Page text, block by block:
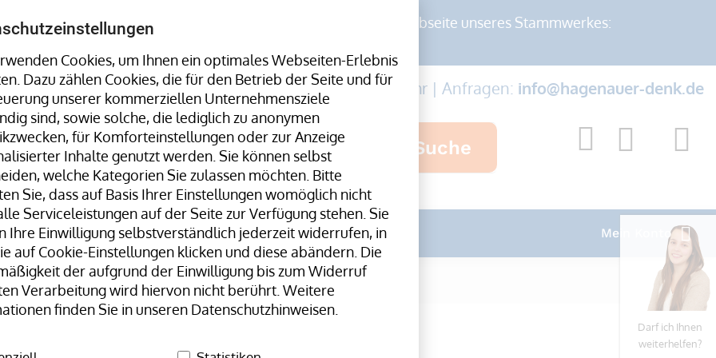
Cookies, um Ihnen ein optimales Webseiten-Erlebnis
Dazu zählen Cookies, die für den Betrieb der Seite und für
unserer kommerziellen Unternehmensziele
sind, sowie solche, die lediglich zu anonymen
für Komforteinstellungen oder zur Anzeige
Inhalte genutzt werden. Sie können selbst
welche Kategorien Sie zulassen möchten. Bitte
Sie, dass auf Basis Ihrer Einstellungen womöglich nicht
Serviceleistungen auf der Seite zur Verfügung stehen. Sie
Ihre Einwilligung selbstverständlich jederzeit widerrufen, in
auf Cookie-Einstellungen klicken und diese abändern. Die
der aufgrund der Einwilligung bis zum Widerruf
Verarbeitung wird hiervon nicht berührt. Weitere
finden Sie in unseren Datenschutzhinweisen.
Stretchwickler uvm. finden Sie auf der Webseite unseres Stammwerkes:
Hotline:+49 8323 9660-0| Mo-Fr 07:30-17:00 Uhr | Anfragen: info@hagenauer-denk.de
Suche
Unser Team H+D Stammwerk Mein Konto
Schwer- und Gefahrgutverpackung
Darf ich Ihnen
weiterhelfen?